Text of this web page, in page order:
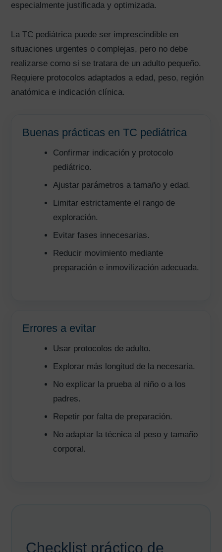
especialmente justificada y optimizada.
La TC pediátrica puede ser imprescindible en
situaciones urgentes o complejas, pero no debe
realizarse como si se tratara de un adulto pequeño.
Requiere protocolos adaptados a edad, peso, región
anatómica e indicación clínica.
Buenas prácticas en TC pediátrica
Confirmar indicación y protocolo
pediátrico.
Ajustar parámetros a tamaño y edad.
Limitar estrictamente el rango de
exploración.
Evitar fases innecesarias.
Reducir movimiento mediante
preparación e inmovilización adecuada.
Errores a evitar
Usar protocolos de adulto.
Explorar más longitud de la necesaria.
No explicar la prueba al niño o a los
padres.
Repetir por falta de preparación.
No adaptar la técnica al peso y tamaño
corporal.
Checklist práctico de